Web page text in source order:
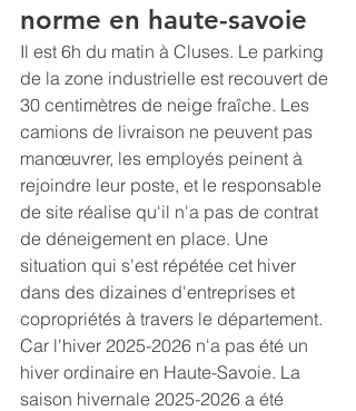
norme en haute-savoie
Il est 6h du matin à Cluses. Le parking
de la zone industrielle est recouvert de
30 centimètres de neige fraîche. Les
camions de livraison ne peuvent pas
manœuvrer, les employés peinent à
rejoindre leur poste, et le responsable
de site réalise qu'il n'a pas de contrat
de déneigement en place. Une
situation qui s'est répétée cet hiver
dans des dizaines d'entreprises et
copropriétés à travers le département.
Car l'hiver 2025-2026 n'a pas été un
hiver ordinaire en Haute-Savoie. La
saison hivernale 2025-2026 a été